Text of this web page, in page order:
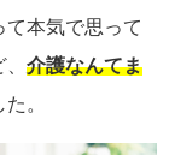
て本気で思って
介護なんてま
。